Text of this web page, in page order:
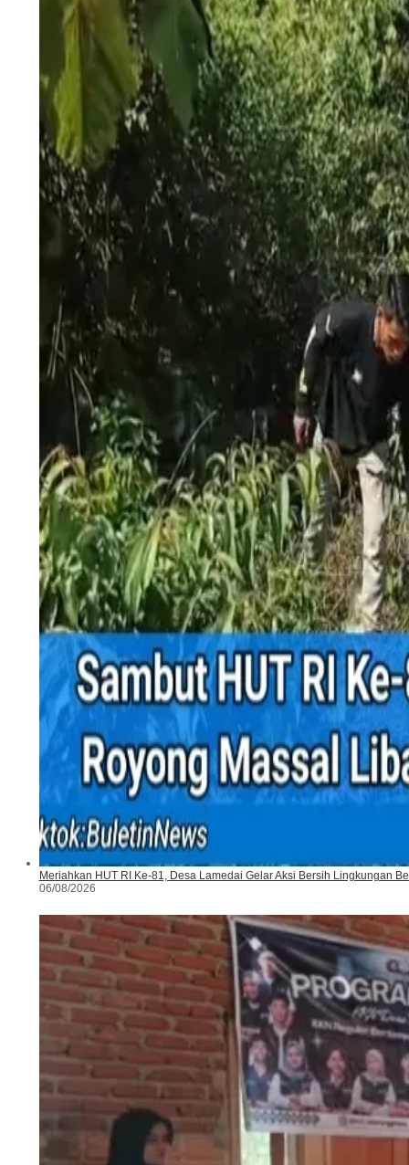
Meriahkan HUT RI Ke-81, Desa Lamedai Gelar Aksi Bersih Lingkungan
06/08/2026